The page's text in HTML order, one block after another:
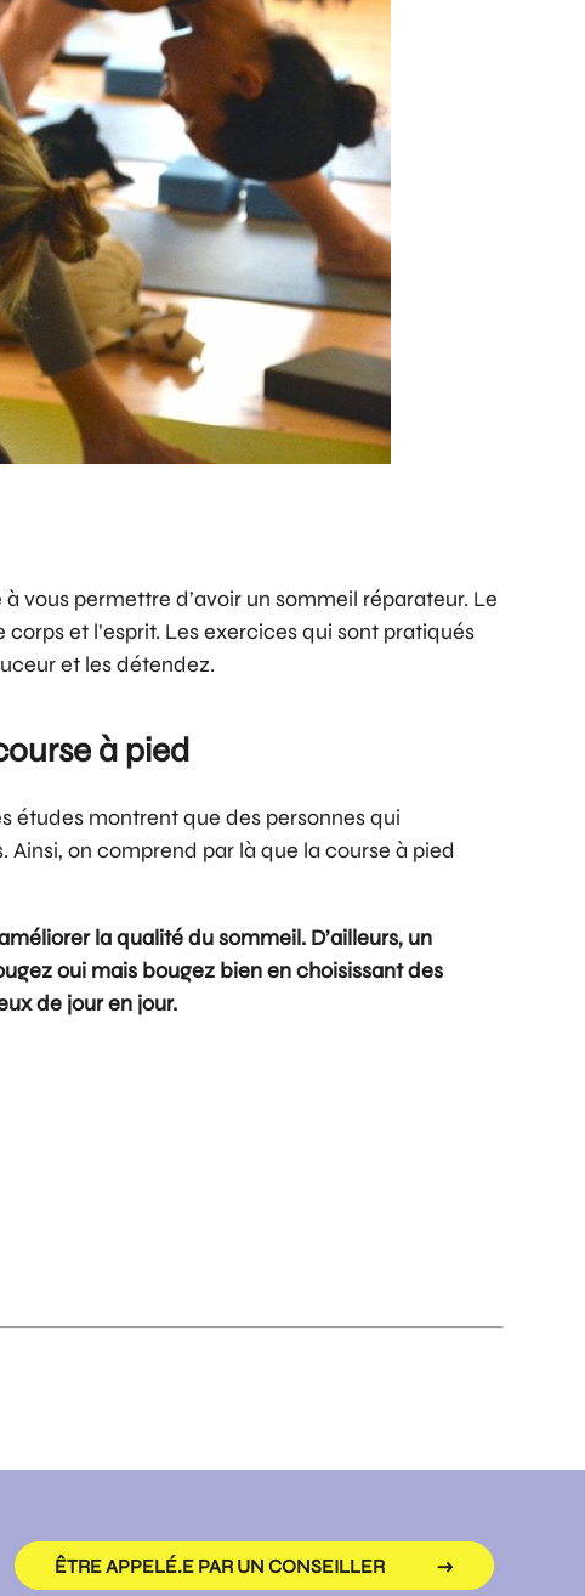
vous permettre d’avoir un sommeil réparateur. Le
et l’esprit. Les exercices qui sont pratiqués
et les détendez.
à pied
études montrent que des personnes qui
on comprend par là que la course à pied
la qualité du sommeil. D’ailleurs, un
oui mais bougez bien en choisissant des
de jour en jour.
ÊTRE APPELÉ.E PAR UN CONSEILLER